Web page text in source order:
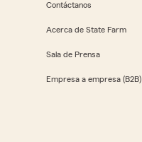
Contáctanos
Acerca de State Farm
Sala de Prensa
Empresa a empresa (B2B)